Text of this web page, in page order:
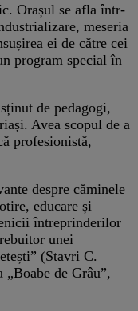
Orașul se afla într-
meseria
ei de către cei
program special în
de pedagogi,
Avea scopul de a
profesionistă,
despre căminele
educare și
întreprinderilor
unei
(Stavri C.
de Grâu”,